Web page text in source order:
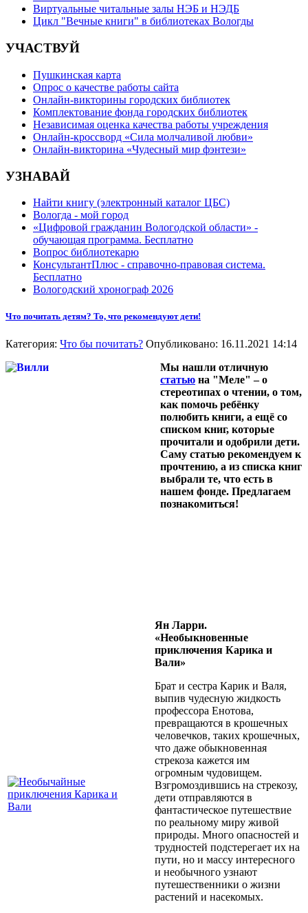
Виртуальные читальные залы НЭБ и НЭДБ
Цикл "Вечные книги" в библиотеках Вологды
УЧАСТВУЙ
Пушкинская карта
Опрос о качестве работы сайта
Онлайн-викторины городских библиотек
Комплектование фонда городских библиотек
Независимая оценка качества работы учреждения
Онлайн-кроссворд «Сила молчаливой любви»
Онлайн-викторина «Чудесный мир фэнтези»
УЗНАВАЙ
Найти книгу (электронный каталог ЦБС)
Вологда - мой город
«Цифровой гражданин Вологодской области» -
обучающая программа. Бесплатно
Вопрос библиотекарю
КонсультантПлюс - справочно-правовая система.
Бесплатно
Вологодский хронограф 2026
Что почитать детям? То, что рекомендуют дети!
Категория: Что бы почитать? Опубликовано: 16.11.2021 14:14
Мы нашли отличную
статью на "Меле" – о
стереотипах о чтении, о том,
как помочь ребёнку
полюбить книги, а ещё со
списком книг, которые
прочитали и одобрили дети.
Саму статью рекомендуем к
прочтению, а из списка книг
выбрали те, что есть в
нашем фонде. Предлагаем
познакомиться!
Ян Ларри.
«Необыкновенные
приключения Карика и
Вали»
Брат и сестра Карик и Валя,
выпив чудесную жидкость
профессора Енотова,
превращаются в крошечных
человечков, таких крошечных,
что даже обыкновенная
стрекоза кажется им
огромным чудовищем.
Взгромоздившись на стрекозу,
дети отправляются в
фантастическое путешествие
по реальному миру живой
природы. Много опасностей и
трудностей подстерегает их на
пути, но и массу интересного
и необычного узнают
путешественники о жизни
растений и насекомых.